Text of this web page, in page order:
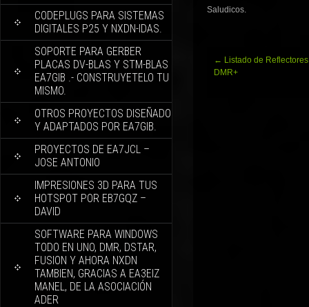
CODEPLUGS PARA SISTEMAS
DIGITALES P25 Y NXDN-IDAS.
SOPORTE PARA GERBER
PLACAS DV-BLAS Y STM-BLAS
EA7GIB .- CONSTRUYETELO TU
MISMO.
OTROS PROYECTOS DISEÑADO
Y ADAPTADOS POR EA7GIB.
PROYECTOS DE EA7JCL –
JOSE ANTONIO
IMPRESIONES 3D PARA TUS
HOTSPOT POR EB7GQZ –
DAVID
SOFTWARE PARA WINDOWS
TODO EN UNO, DMR, DSTAR,
FUSION Y AHORA NXDN
TAMBIEN, GRACIAS A EA3EIZ
MANEL, DE LA ASOCIACIÓN
ADER
Saludicos.
Navegación
de
← Listado de
DMR+